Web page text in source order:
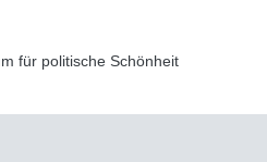
für politische Schönheit